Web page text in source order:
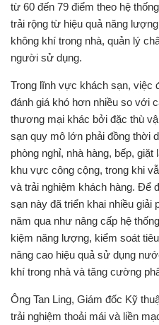
từ 60 đến 79 điểm theo hệ
trải rộng từ hiệu quả năng
không khí trong nhà, quản lý
người sử dụng.
Trong lĩnh vực khách sạn, việc
đánh giá khó hơn nhiều so với
thương mại khác bởi đặc thù
sạn quy mô lớn phải đồng thời
phòng nghỉ, nhà hàng, bếp,
khu vực công cộng, trong khi
và trải nghiệm khách hàng. Để
sạn này đã triển khai nhiều giải
năm qua như nâng cấp hệ
kiệm năng lượng, kiểm soát
nâng cao hiệu quả sử dụng
khí trong nhà và tăng cường
Ông Tan Ling, Giám đốc Kỹ
trải nghiệm thoải mái và liền